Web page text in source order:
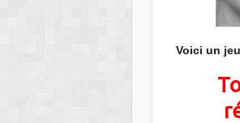
Voici un